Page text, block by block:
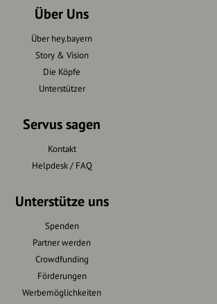
Über Uns
Über hey.bayern
Story & Vision
Die Köpfe
Unterstützer
Servus sagen
Kontakt
Helpdesk / FAQ
Unterstütze uns
Spenden
Partner werden
Crowdfunding
Förderungen
Werbemöglichkeiten